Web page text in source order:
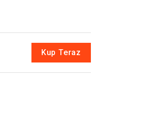
Kup Teraz